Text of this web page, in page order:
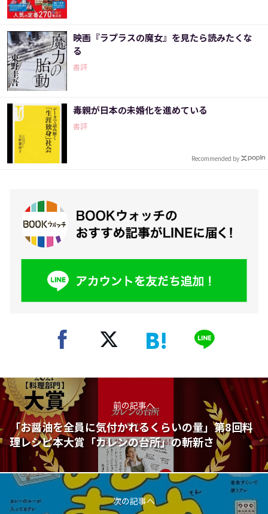
映画『ラプラスの魔女』を見たら読みたくな
る
書評
毒親が日本の未婚化を進めている
書評
Recommended by
前の記事へ
「お醤油を全員に気付かれるくらいの量」第8回料
理レシピ本大賞「カレンの台所」の斬新さ
次の記事へ